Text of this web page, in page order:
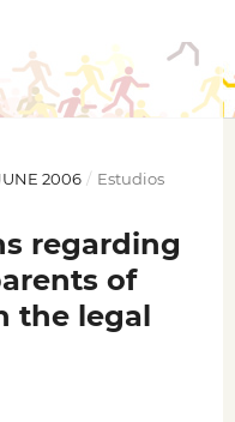
2006 / Estudios
regarding
of
the legal